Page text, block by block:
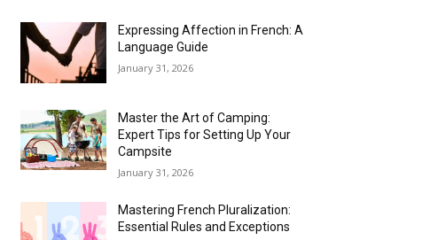
Expressing Affection in French: A
Language Guide
January 31, 2026
Master the Art of Camping:
Expert Tips for Setting Up Your
Campsite
January 31, 2026
Mastering French Pluralization:
Essential Rules and Exceptions